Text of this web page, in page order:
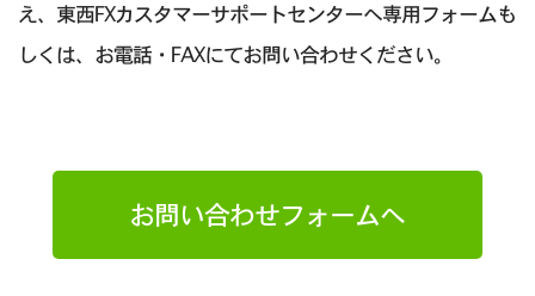
え、東西FXカスタマーサポートセンターへ専用フォームも
しくは、お電話・FAXにてお問い合わせください。
お問い合わせフォームへ